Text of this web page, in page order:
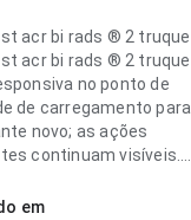
acr bi rads ® 2 truque
acr bi rads ® 2 truque
no ponto de
de carregamento para
novo; as ações
continuam visíveis.
se vale instalar.
em